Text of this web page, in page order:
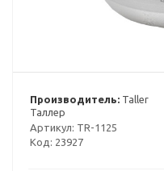
Производитель: Taller
Таллер
Артикул: TR-1125
Код: 23927